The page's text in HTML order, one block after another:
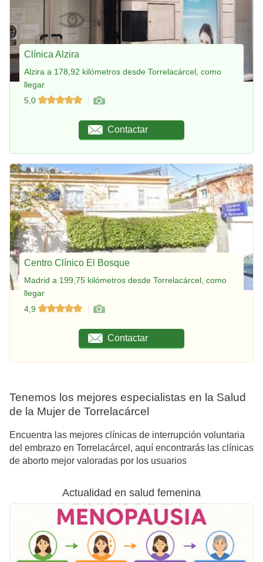
Clínica Alzira
Alzira a 178,92 kilómetros desde Torrelacárcel, como
llegar
5,0
Contactar
Centro Clínico El Bosque
Madrid a 199,75 kilómetros desde Torrelacárcel, como
llegar
4,9
Contactar
Tenemos los mejores especialistas en la Salud
de la Mujer de Torrelacárcel
Encuentra las mejores clínicas de interrupción voluntaria
del embrazo en Torrelacárcel, aquí encontrarás las clínicas
de aborto mejor valoradas por los usuarios
Actualidad en salud femenina